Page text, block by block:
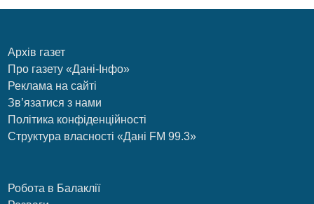
Архів газет
Про газету «Дані-Інфо»
Реклама на сайті
Зв’язатися з нами
Політика конфіденційності
Структура власності «Дані FM 99.3»
Робота в Балаклії